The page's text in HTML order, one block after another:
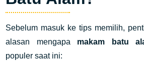
Sebelum masuk ke tips memilih,
alasan mengapa makam batu
populer saat ini: